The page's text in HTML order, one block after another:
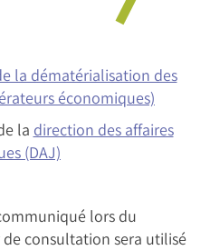
la dématérialisation des
économiques)
la direction des affaires
(DAJ)
lors du
consultation sera utilisé